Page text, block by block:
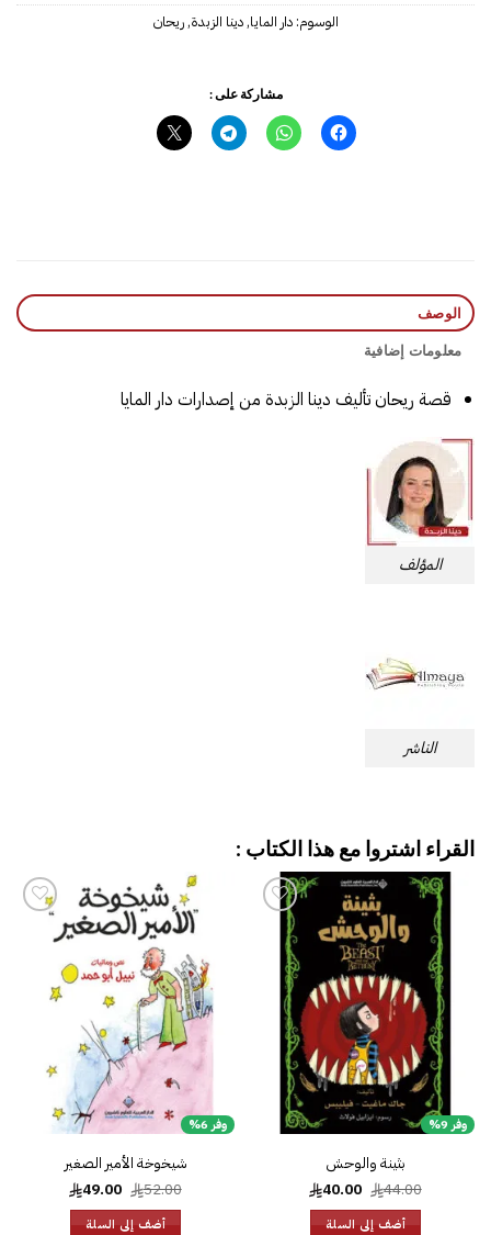
الوسوم:دار المايا,دينا الزبدة,ريحان
مشاركة على :
الوصف
معلومات إضافية
قصة ريحان تأليف دينا الزبدة من إصدارات دار المايا
المؤلف
الناشر
القراء اشتروا مع هذا الكتاب :
وفر 9%
إضافة
قائمة
الرغبات
بثينة والوحش
44.00
السعر
الأصلي
هو:
40.00 السعر
الحالي
هو: أضف إلى السلة
وفر 6%
شيخوخة الأمير الصغير
52.00
السعر
الأصلي
هو:
49.00 السعر
الحالي
هو: أضف إلى السلة